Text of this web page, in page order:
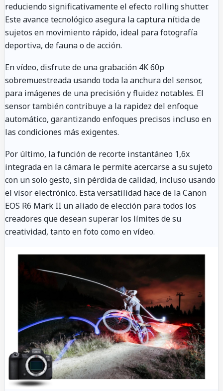
reduciendo significativamente el efecto rolling shutter.
Este avance tecnológico asegura la captura nítida de
sujetos en movimiento rápido, ideal para fotografía
deportiva, de fauna o de acción.
En vídeo, disfrute de una grabación 4K 60p
sobremuestreada usando toda la anchura del sensor,
para imágenes de una precisión y fluidez notables. El
sensor también contribuye a la rapidez del enfoque
automático, garantizando enfoques precisos incluso en
las condiciones más exigentes.
Por último, la función de recorte instantáneo 1,6x
integrada en la cámara le permite acercarse a su sujeto
con un solo gesto, sin pérdida de calidad, incluso usando
el visor electrónico. Esta versatilidad hace de la Canon
EOS R6 Mark II un aliado de elección para todos los
creadores que desean superar los límites de su
creatividad, tanto en foto como en vídeo.